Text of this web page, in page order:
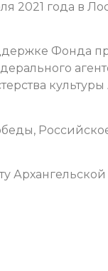
2021 года в
Фонда
Архангельской